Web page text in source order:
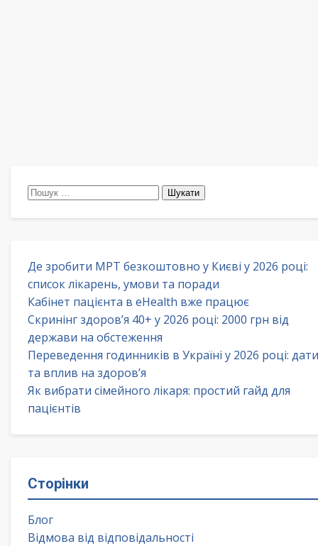
Пошук:
Де зробити МРТ безкоштовно у Києві у 2026 році:
список лікарень, умови та поради
Кабінет пацієнта в eHealth вже працює
Скринінг здоров’я 40+ у 2026 році: 2000 грн від
держави на обстеження
Переведення годинників в Україні у 2026 році: дати
та вплив на здоров’я
Як вибрати сімейного лікаря: простий гайд для
пацієнтів
Сторінки
Блог
Відмова від відповідальності